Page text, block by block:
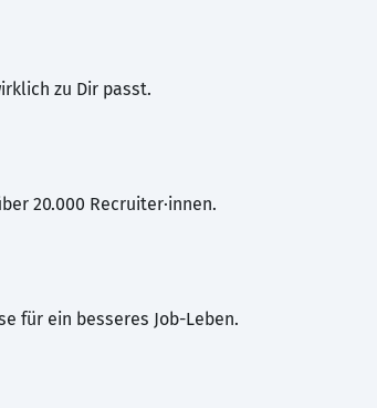
zu Dir passt.
20.000 Recruiter·innen.
für ein besseres Job-Leben.